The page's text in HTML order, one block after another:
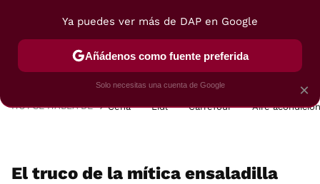
POSTRES VIAJES SELECCIÓN VEGUI
HOY SE HABLA DE Cena Lidl Carrefour Aire
El truco de la mítica ensaladilla
×
Ya puedes ver más de DAP en Google
Añádenos como fuente preferida
Solo necesitas una cuenta de Google